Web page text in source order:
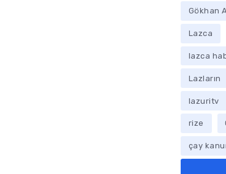
Gökhan
Lazca
lazca
Lazların
lazuritv
rize
çay